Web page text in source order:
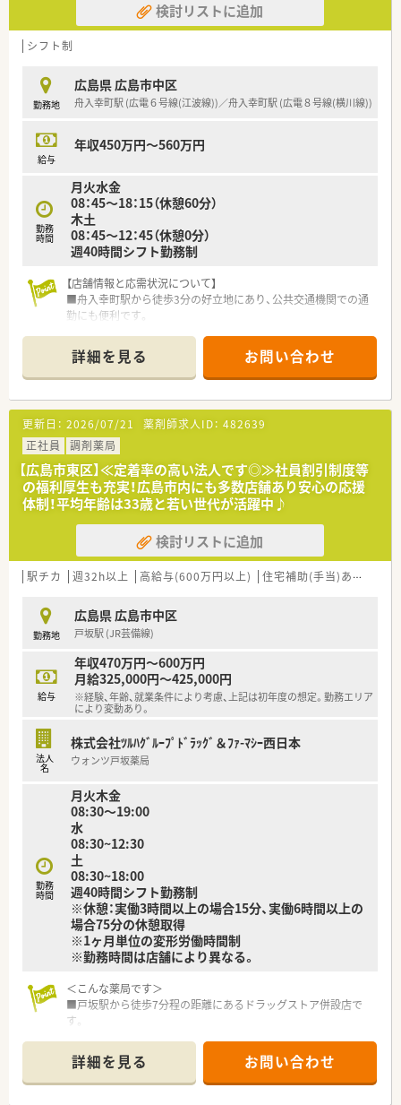
【法人特徴について】
■1店舗のみの運営となるため、店舗異動がなく腰を据えて働く
■地域の中核病院をはじめ、多くの医療機関からの処方箋を応需
している薬局です。
■商業施設内にあるため、通勤の利便性が高く、買い物なども楽
【こんな方にオススメ】
すめです。
■多くの処方箋を応需するため、経験を積みスキルアップをした
い方に向いています。
■火曜日が固定休みなので、平日にゆっくりとプライベートな時
間を過ごしたい方です。
検討リストに追加
シフト制
勤務地
広島県 広島市中区
舟入幸町駅 (広電６号線(江波線))／舟入幸町駅 (広電８号線(横川線))
給与
年収450万円～560万円
勤務
時間
月火水金
08：45～18：15（休憩60分）
木土
08：45～12：45（休憩0分）
週40時間シフト勤務制
【店舗情報と応需状況について】
■舟入幸町駅から徒歩3分の好立地にあり、公共交通機関での通
勤にも便利です。
を応需しています。
■薬剤師2名体制で業務を行っており、1人あたりの業務負担が
少なく安心です。
【募集背景と求める人物像について】
■今後の体制強化に向けた増員募集で、これまでの調剤経験を活
かしたい方を求めています。
■患者さんと優しく接し、良好な信頼関係を築けるヒューマンス
キルを重視しています。
■能動的に考えて業務に取り組むことができ、実力主義の環境で
成長したい方に向いています。
【法人特徴について】
■「Kindlier & Friendlier」をスローガンに、全国に95店舗を展開
している薬局グループです。
た経営基盤があります。
■実力や頑張りを公平に評価し、若手でも早期に薬局長などへの
昇進が可能です。
【求人情報について】
■勤務薬剤師として、年収450万円から560万円で相談が可能な
求人です。
■昇給が年1回、賞与が年2回あり、頑張りが給与にしっかりと反
映されます。
■住宅手当や退職金制度、保養所の利用など福利厚生が充実して
います。
詳細を見る お問い合わせ
更新日： 2026/07/21 薬剤師求人ID： 482639
正社員
調剤薬局
【広島市東区】≪定着率の高い法人です◎≫社員割引制度等
の福利厚生も充実！広島市内にも多数店舗あり安心の応援
体制！平均年齢は33歳と若い世代が活躍中♪
検討リストに追加
駅チカ 週32h以上 高給与(600万円以上) 住宅補助(手当)あり
勤務地
広島県 広島市中区
戸坂駅 (JR芸備線)
給与
年収470万円～600万円
月給325,000円～425,000円
※経験、年齢、就業条件により考慮、上記は初年度の想定。勤務エリア
により変動あり。
法人
名
株式会社ﾂﾙﾊｸﾞﾙｰﾌﾟﾄﾞﾗｯｸﾞ＆ﾌｧ-ﾏｼｰ西日本
ウォンツ戸坂薬局
勤務
時間
月火木金
08:30～19:00
水
08:30~12:30
土
08:30~18:00
週40時間シフト勤務制
※休憩：実働3時間以上の場合15分、実働6時間以上の
場合75分の休憩取得
※1ヶ月単位の変形労働時間制
※勤務時間は店舗により異なる。
＜こんな薬局です＞
■戸坂駅から徒歩7分程の距離にあるドラッグストア併設店で
す。
ドラッグストア内からも入る事ができます。
■投薬口は3台ございます。
木目調の落ち着いた雰囲気です。
詳細を見る お問い合わせ